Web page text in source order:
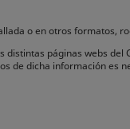
o en otros formatos,
distintas páginas webs
de dicha información es